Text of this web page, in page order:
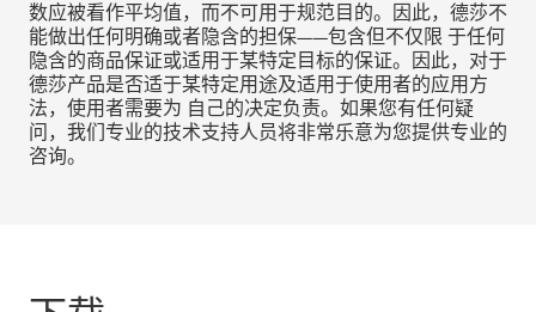
数应被看作平均值，而不可用于规范目的。因此，德莎不
能做出任何明确或者隐含的担保——包含但不仅限 于任何
隐含的商品保证或适用于某特定目标的保证。因此，对于
德莎产品是否适于某特定用途及适用于使用者的应用方
法，使用者需要为 自己的决定负责。如果您有任何疑
问，我们专业的技术支持人员将非常乐意为您提供专业的
咨询。